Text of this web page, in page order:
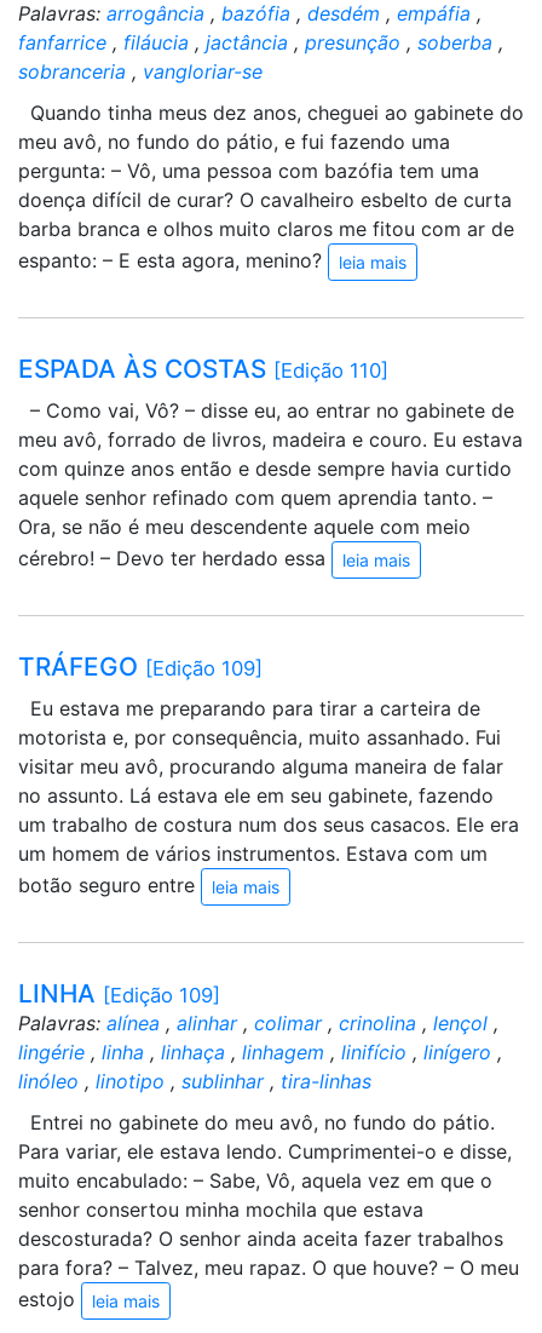
Palavras: arrogância , bazófia , desdém , empáfia ,
fanfarrice , filáucia , jactância , presunção , soberba ,
sobranceria , vangloriar-se
Quando tinha meus dez anos, cheguei ao gabinete do
meu avô, no fundo do pátio, e fui fazendo uma
pergunta: – Vô, uma pessoa com bazófia tem uma
doença difícil de curar? O cavalheiro esbelto de curta
barba branca e olhos muito claros me fitou com ar de
espanto: – E esta agora, menino?
leia mais
ESPADA ÀS COSTAS [Edição 110]
– Como vai, Vô? – disse eu, ao entrar no gabinete de
meu avô, forrado de livros, madeira e couro. Eu estava
com quinze anos então e desde sempre havia curtido
aquele senhor refinado com quem aprendia tanto. –
Ora, se não é meu descendente aquele com meio
cérebro! – Devo ter herdado essa
leia mais
TRÁFEGO [Edição 109]
Eu estava me preparando para tirar a carteira de
motorista e, por consequência, muito assanhado. Fui
visitar meu avô, procurando alguma maneira de falar
no assunto. Lá estava ele em seu gabinete, fazendo
um trabalho de costura num dos seus casacos. Ele era
um homem de vários instrumentos. Estava com um
botão seguro entre
leia mais
LINHA [Edição 109]
Palavras: alínea , alinhar, colimar, crinolina , lençol ,
lingérie , linha , linhaça , linhagem , linifício , linígero ,
linóleo , linotipo , sublinhar, tira-linhas
Entrei no gabinete do meu avô, no fundo do pátio.
Para variar, ele estava lendo. Cumprimentei-o e disse,
muito encabulado: – Sabe, Vô, aquela vez em que o
senhor consertou minha mochila que estava
descosturada? O senhor ainda aceita fazer trabalhos
para fora? – Talvez, meu rapaz. O que houve? – O meu
estojo
leia mais